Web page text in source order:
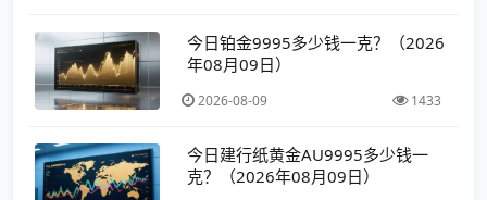
今日铂金9995多少钱一克？（2026
年08月09日）
2026-08-09 1433
今日建行纸黄金AU9995多少钱一
克？（2026年08月09日）